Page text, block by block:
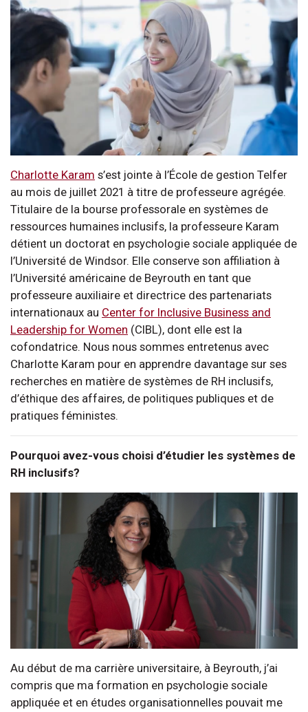
Charlotte Karam s’est jointe à l’École de gestion Telfer
au mois de juillet 2021 à titre de professeure agrégée.
Titulaire de la bourse professorale en systèmes de
ressources humaines inclusifs, la professeure Karam
détient un doctorat en psychologie sociale appliquée de
l’Université de Windsor. Elle conserve son affiliation à
l’Université américaine de Beyrouth en tant que
professeure auxiliaire et directrice des partenariats
internationaux au Center for Inclusive Business and
Leadership for Women (CIBL), dont elle est la
cofondatrice. Nous nous sommes entretenus avec
Charlotte Karam pour en apprendre davantage sur ses
recherches en matière de systèmes de RH inclusifs,
d’éthique des affaires, de politiques publiques et de
pratiques féministes.
Pourquoi avez-vous choisi d’étudier les systèmes de
RH inclusifs?
Au début de ma carrière universitaire, à Beyrouth, j’ai
compris que ma formation en psychologie sociale
appliquée et en études organisationnelles pouvait me